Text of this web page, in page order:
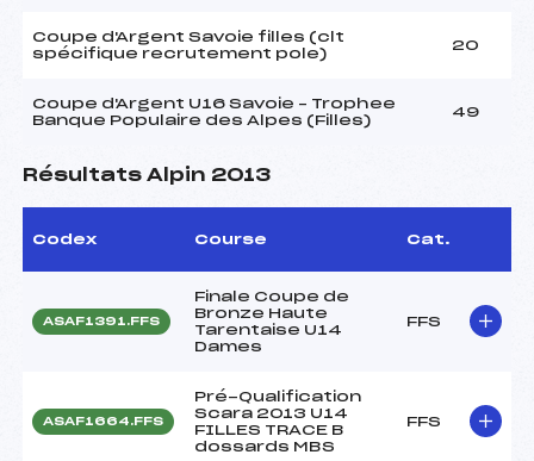
Coupe d'Argent Savoie filles (clt
spécifique recrutement pole)
20
Coupe d'Argent U16 Savoie – Trophee
Banque Populaire des Alpes (Filles)
49
Résultats Alpin 2013
Codex Course Cat.
ASAF1391.FFS
Finale Coupe de
Bronze Haute
Tarentaise U14
Dames
FFS
ASAF1664.FFS
Pré-Qualification
Scara 2013 U14
FILLES TRACE B
dossards MBS
FFS